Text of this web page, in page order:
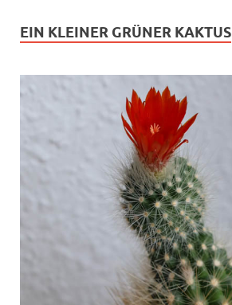
EIN KLEINER GRÜNER KAKTUS